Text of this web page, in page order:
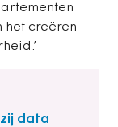
het creëren
data